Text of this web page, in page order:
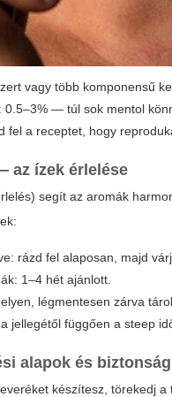
vagy több komponensű
0.5–3% — túl sok mentol
fel a receptet, hogy
az ízek érlelése
segít az aromák
rázd fel alaposan, majd
1–4 hét ajánlott.
légmentesen zárva
jellegétől függően a steep
alapok és biztonság
készítesz, törekedj